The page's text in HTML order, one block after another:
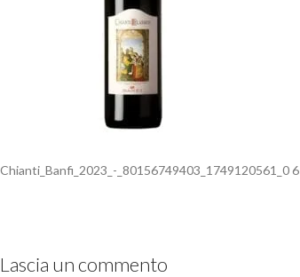
Chianti_Banfi_2023_-_80156749403_1749120561_0 6
Lascia un commento